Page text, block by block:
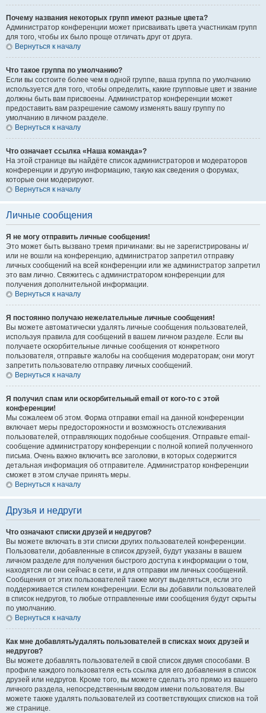
Почему названия некоторых групп имеют разные цвета?
Администратор конференции может присваивать цвета участникам групп
для того, чтобы их было проще отличать друг от друга.
Вернуться к началу
Что такое группа по умолчанию?
Если вы состоите более чем в одной группе, ваша группа по умолчанию
используется для того, чтобы определить, какие групповые цвет и звание
должны быть вам присвоены. Администратор конференции может
предоставить вам разрешение самому изменять вашу группу по
умолчанию в личном разделе.
Вернуться к началу
Что означает ссылка «Наша команда»?
На этой странице вы найдёте список администраторов и модераторов
конференции и другую информацию, такую как сведения о форумах,
которые они модерируют.
Вернуться к началу
Личные сообщения
Я не могу отправить личные сообщения!
Это может быть вызвано тремя причинами: вы не зарегистрированы и/
или не вошли на конференцию, администратор запретил отправку
личных сообщений на всей конференции или же администратор запретил
это вам лично. Свяжитесь с администратором конференции для
получения дополнительной информации.
Вернуться к началу
Я постоянно получаю нежелательные личные сообщения!
Вы можете автоматически удалять личные сообщения пользователей,
используя правила для сообщений в вашем личном разделе. Если вы
получаете оскорбительные личные сообщения от конкретного
пользователя, отправьте жалобы на сообщения модераторам; они могут
запретить пользователю отправку личных сообщений.
Вернуться к началу
Я получил спам или оскорбительный email от кого-то с этой
конференции!
Мы сожалеем об этом. Форма отправки email на данной конференции
включает меры предосторожности и возможность отслеживания
пользователей, отправляющих подобные сообщения. Отправьте email-
сообщение администратору конференции с полной копией полученного
письма. Очень важно включить все заголовки, в которых содержится
детальная информация об отправителе. Администратор конференции
сможет в этом случае принять меры.
Вернуться к началу
Друзья и недруги
Что означают списки друзей и недругов?
Вы можете включать в эти списки других пользователей конференции.
Пользователи, добавленные в список друзей, будут указаны в вашем
личном разделе для получения быстрого доступа к информации о том,
находятся ли они сейчас в сети, и для отправки им личных сообщений.
Сообщения от этих пользователей также могут выделяться, если это
поддерживается стилем конференции. Если вы добавили пользователей
в список недругов, то любые отправленные ими сообщения будут скрыты
по умолчанию.
Вернуться к началу
Как мне добавлять/удалять пользователей в списках моих друзей и
недругов?
Вы можете добавлять пользователей в свой список двумя способами. В
профиле каждого пользователя есть ссылка для его добавления в список
друзей или недругов. Кроме того, вы можете сделать это прямо из вашего
личного раздела, непосредственным вводом имени пользователя. Вы
можете также удалять пользователей из соответствующих списков на той
же странице.